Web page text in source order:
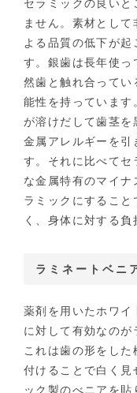
セラミックの良いと
ません。素材とし
よる品質の低下が
す。銀歯は長年使っ
然歯と触れ合って
能性を持っています
が溶けだして歯茎を
金属アレルギーを引
す。それに比べてセ
な金属特有のマイ
ラミックにするこ
く、身体に対する負
ラミネートベニ
薬剤を用いたホワ
に対して有効なのが
これは歯の形をし
付けることで白く見
ック製のべニアを